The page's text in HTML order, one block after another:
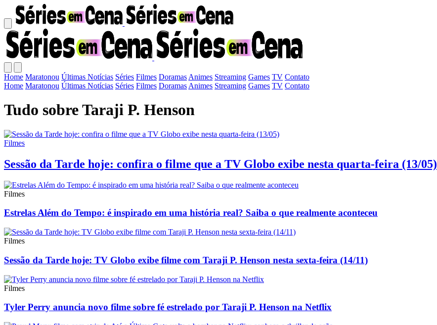
Home Maratonou Últimas Notícias Séries Filmes Doramas Animes Streaming Games TV Contato
Home Maratonou Últimas Notícias Séries Filmes Doramas Animes Streaming Games TV Contato
Tudo sobre Taraji P. Henson
Filmes
Sessão da Tarde hoje: confira o filme que a TV Globo exibe nesta quarta-feira (13/05)
Filmes
Estrelas Além do Tempo: é inspirado em uma história real? Saiba o que realmente aconteceu
Filmes
Sessão da Tarde hoje: TV Globo exibe filme com Taraji P. Henson nesta sexta-feira (14/11)
Filmes
Tyler Perry anuncia novo filme sobre fé estrelado por Taraji P. Henson na Netflix